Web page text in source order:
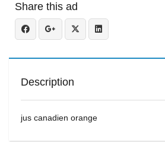
Share this ad
Description
jus canadien orange